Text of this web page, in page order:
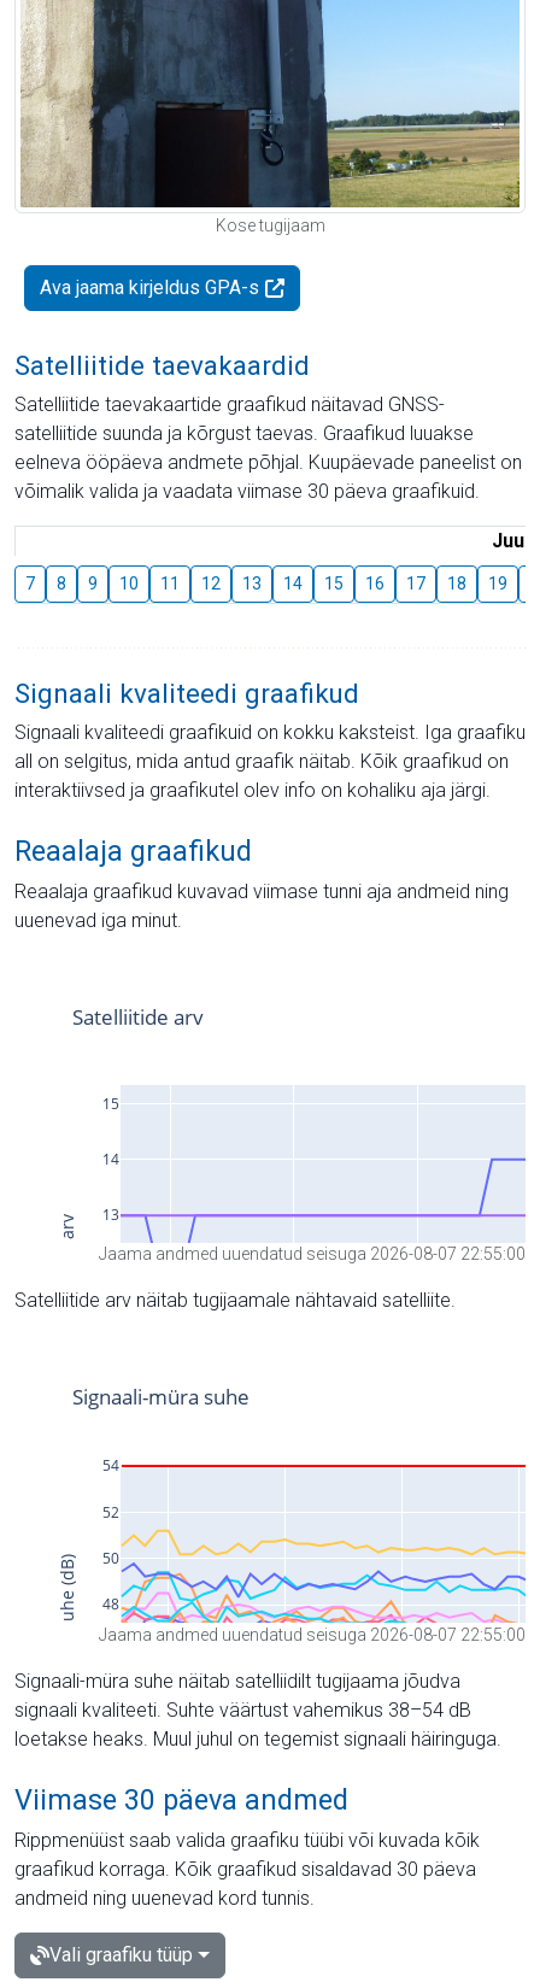
Kose tugijaam
Ava jaama kirjeldus GPA-s
Satelliitide taevakaardid
Satelliitide taevakaartide graafikud näitavad GNSS-
satelliitide suunda ja kõrgust taevas. Graafikud luuakse
eelneva ööpäeva andmete põhjal. Kuupäevade paneelist on
võimalik valida ja vaadata viimase 30 päeva graafikuid.
Juuli
7 8 9 10 11 12 13 14 15 16 17 18 19
Signaali kvaliteedi graafikud
Signaali kvaliteedi graafikuid on kokku kaksteist. Iga graafiku
all on selgitus, mida antud graafik näitab. Kõik graafikud on
interaktiivsed ja graafikutel olev info on kohaliku aja järgi.
Reaalaja graafikud
Reaalaja graafikud kuvavad viimase tunni aja andmeid ning
uuenevad iga minut.
Jaama andmed uuendatud seisuga 2026-08-07 22:55:00
Satelliitide arv näitab tugijaamale nähtavaid satelliite.
Jaama andmed uuendatud seisuga 2026-08-07 22:55:00
Signaali-müra suhe näitab satelliidilt tugijaama jõudva
signaali kvaliteeti. Suhte väärtust vahemikus 38–54 dB
loetakse heaks. Muul juhul on tegemist signaali häiringuga.
Viimase 30 päeva andmed
Rippmenüüst saab valida graafiku tüübi või kuvada kõik
graafikud korraga. Kõik graafikud sisaldavad 30 päeva
andmeid ning uuenevad kord tunnis.
Vali graafiku tüüp